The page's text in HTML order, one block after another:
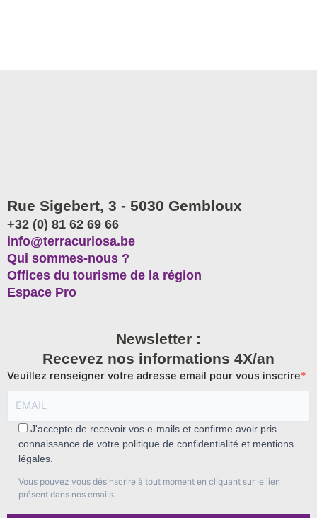
Rue Sigebert, 3 - 5030 Gembloux
+32 (0) 81 62 69 66
info@terracuriosa.be
Qui sommes-nous ?
Offices du tourisme de la région
Espace Pro
Newsletter :
Recevez nos informations 4X/an
Veuillez renseigner votre adresse email pour vous inscrire
J'accepte de recevoir vos e-mails et confirme avoir pris
connaissance de votre politique de confidentialité et mentions
légales.
Vous pouvez vous désinscrire à tout moment en cliquant sur le lien
présent dans nos emails.